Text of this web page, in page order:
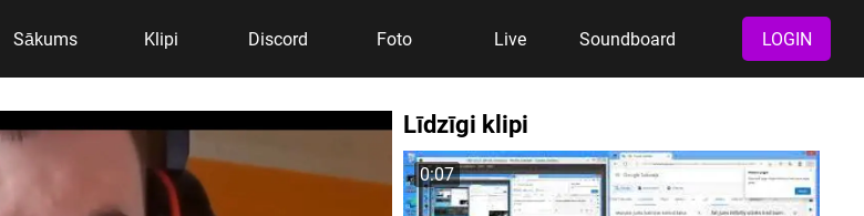
Sākums Klipi Discord Foto Live Soundboard LOGIN
Līdzīgi klipi
0:07